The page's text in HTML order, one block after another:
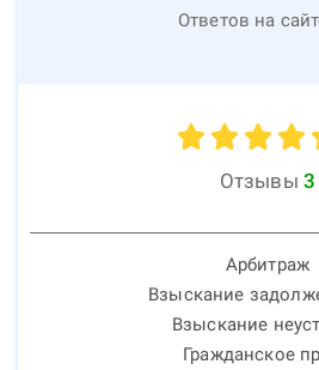
Ответов на
Отзывы 3
Арбитраж
Взыскание
Взыскание
Гражданское